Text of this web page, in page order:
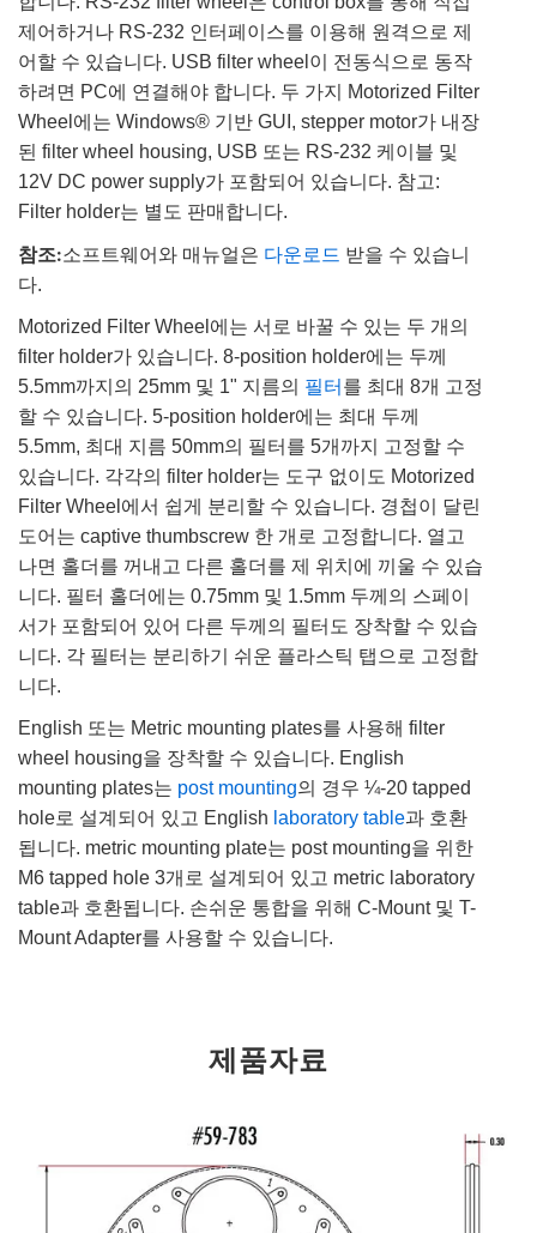
제어하거나 RS-232 인터페이스를 이용해 원격으로 제
어할 수 있습니다. USB filter wheel이 전동식으로 동작
하려면 PC에 연결해야 합니다. 두 가지 Motorized Filter
Wheel에는 Windows® 기반 GUI, stepper motor가 내장
된 filter wheel housing, USB 또는 RS-232 케이블 및
12V DC power supply가 포함되어 있습니다. 참고:
Filter holder는 별도 판매합니다.
참조:소프트웨어와 매뉴얼은 다운로드 받을 수 있습니
다.
Motorized Filter Wheel에는 서로 바꿀 수 있는 두 개의
filter holder가 있습니다. 8-position holder에는 두께
5.5mm까지의 25mm 및 1" 지름의 필터 를 최대 8개 고정
할 수 있습니다. 5-position holder에는 최대 두께
5.5mm, 최대 지름 50mm의 필터를 5개까지 고정할 수
있습니다. 각각의 filter holder는 도구 없이도 Motorized
Filter Wheel에서 쉽게 분리할 수 있습니다. 경첩이 달린
도어는 captive thumbscrew 한 개로 고정합니다. 열고
나면 홀더를 꺼내고 다른 홀더를 제 위치에 끼울 수 있습
니다. 필터 홀더에는 0.75mm 및 1.5mm 두께의 스페이
서가 포함되어 있어 다른 두께의 필터도 장착할 수 있습
니다. 각 필터는 분리하기 쉬운 플라스틱 탭으로 고정합
니다.
English 또는 Metric mounting plates를 사용해 filter
wheel housing을 장착할 수 있습니다. English
mounting plates는 post mounting의 경우 ¼-20 tapped
hole로 설계되어 있고 English laboratory table과 호환
됩니다. metric mounting plate는 post mounting을 위한
M6 tapped hole 3개로 설계되어 있고 metric laboratory
table과 호환됩니다. 손쉬운 통합을 위해 C-Mount 및 T-
Mount Adapter를 사용할 수 있습니다.
제품자료